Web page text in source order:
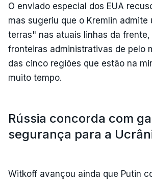
O enviado especial dos EUA
mas sugeriu que o Kremlin admite
terras" nas atuais linhas da frente,
fronteiras administrativas de pelo
das cinco regiões que estão na
muito tempo.
Rússia concorda com
segurança para a
Witkoff avançou ainda que Putin